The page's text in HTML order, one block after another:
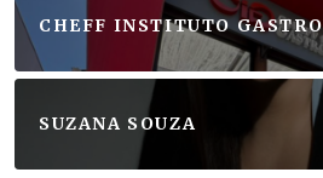
CHEFF INSTITUTO
SUZANA SOUZA